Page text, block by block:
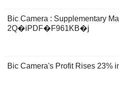
Bic Camera : Supplementary
2Q�iPDF�F961KB�j
Bic Camera's Profit Rises 23%